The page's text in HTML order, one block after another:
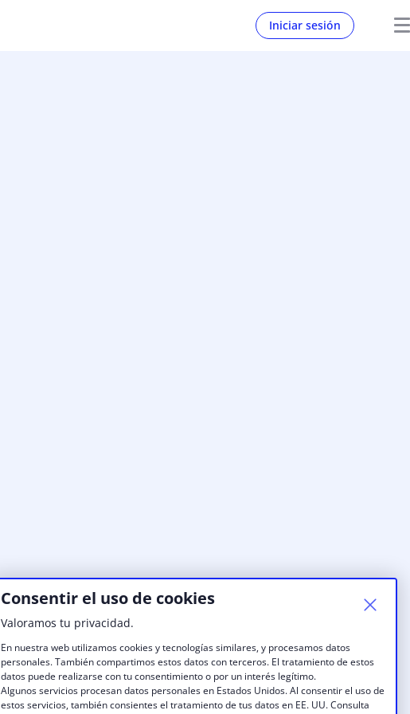
Iniciar sesión
Consentir el uso de cookies
Valoramos tu privacidad.
En nuestra web utilizamos cookies y tecnologías similares, y procesamos datos
personales. También compartimos estos datos con terceros. El tratamiento de estos
datos puede realizarse con tu consentimiento o por un interés legítimo.
Algunos servicios procesan datos personales en Estados Unidos. Al consentir el uso de
estos servicios, también consientes el tratamiento de tus datos en EE. UU. Consulta